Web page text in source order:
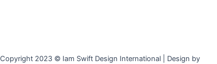
Copyright 2023 © Iam Swift Design International | Design by